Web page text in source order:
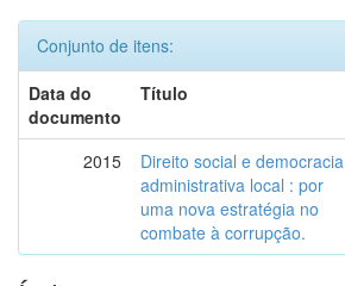
Conjunto de itens:
Data do
documento
Título
2015
Direito social e democracia
administrativa local : por
uma nova estratégia no
combate à corrupção.